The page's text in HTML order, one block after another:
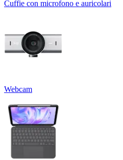
Cuffie con microfono e auricolari
Webcam